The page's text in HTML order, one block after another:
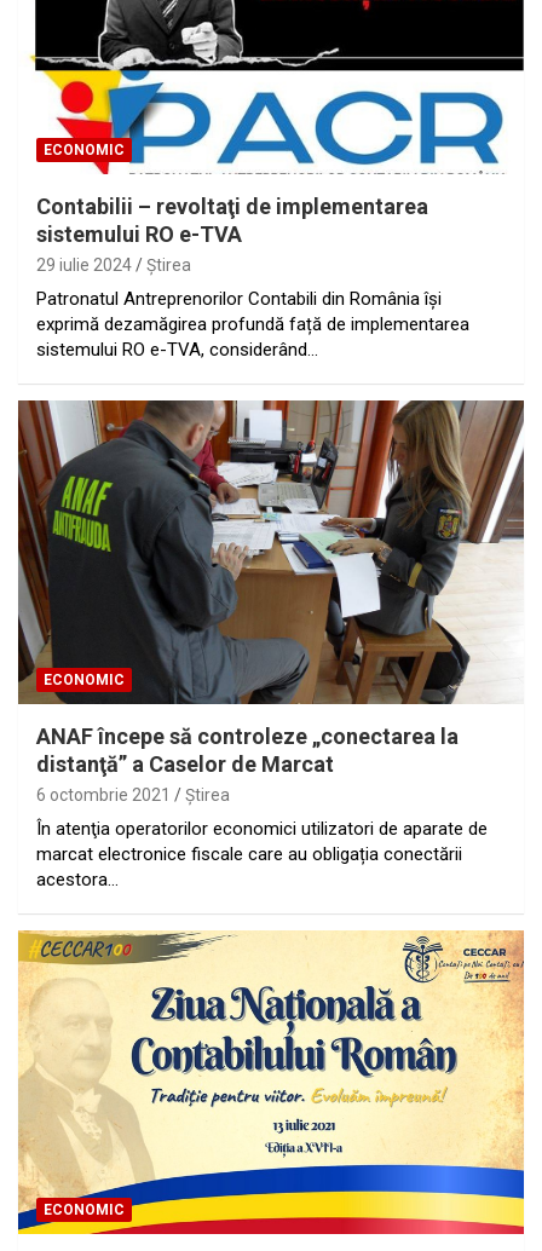
ECONOMIC
Contabilii – revoltaţi de implementarea
sistemului RO e-TVA
29 iulie 2024 Ştirea
Patronatul Antreprenorilor Contabili din România își
exprimă dezamăgirea profundă față de implementarea
sistemului RO e-TVA, considerând…
ECONOMIC
ANAF începe să controleze „conectarea la
distanţă” a Caselor de Marcat
6 octombrie 2021 Ştirea
În atenţia operatorilor economici utilizatori de aparate de
marcat electronice fiscale care au obligația conectării
acestora…
ECONOMIC